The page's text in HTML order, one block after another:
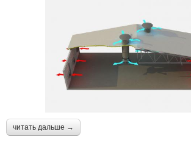
читать дальше →